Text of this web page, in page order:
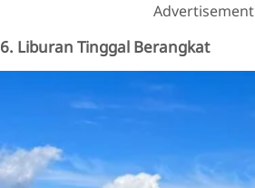
Advertisement
6. Liburan Tinggal Berangkat